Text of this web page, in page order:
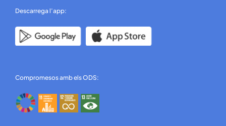
Descarrega l’app:
Compromesos amb els ODS: